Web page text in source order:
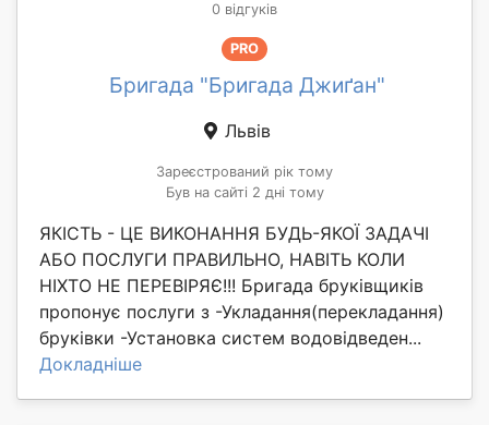
0 відгуків
PRO
Бригада "Бригада Джиґан"
Львів
Зареєстрований рік тому
Був на сайті 2 дні тому
ЯКІСТЬ - ЦЕ ВИКОНАННЯ БУДЬ-ЯКОЇ ЗАДАЧІ
АБО ПОСЛУГИ ПРАВИЛЬНО, НАВІТЬ КОЛИ
НІХТО НЕ ПЕРЕВІРЯЄ!!! Бригада бруківщиків
пропонує послуги з -Укладання(перекладання)
бруківки -Установка систем водовідведен...
Докладніше